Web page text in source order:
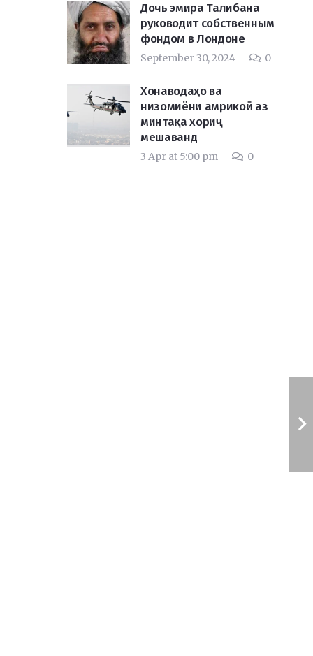
Дочь эмира Талибана
руководит собственным
фондом в Лондоне
September 30, 2024 0
Хонаводаҳо ва
низомиёни амрикоӣ аз
минтақа хориҷ
мешаванд
3 Apr at 5:00 pm 0